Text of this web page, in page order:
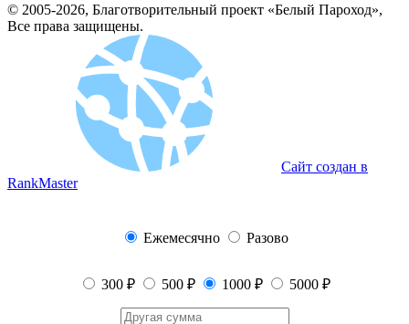
© 2005-2026, Благотворительный проект «Белый Пароход»,
Все права защищены.
Сайт создан в
RankMaster
Ежемесячно Разово
300 ₽ 500 ₽ 1000 ₽ 5000 ₽